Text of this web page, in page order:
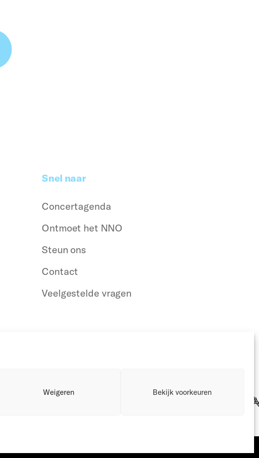
Weigeren Bekijk voorkeuren
Snel naar
Concertagenda
Ontmoet het NNO
Steun ons
Contact
Veelgestelde vragen